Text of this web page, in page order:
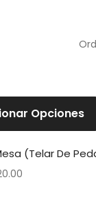
Opciones
(Telar De